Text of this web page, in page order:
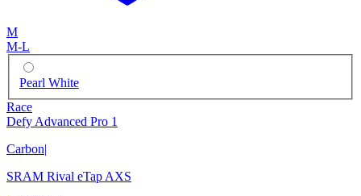
M
M-L
Pearl White
Race
Defy Advanced Pro 1
Carbon|
SRAM Rival eTap AXS